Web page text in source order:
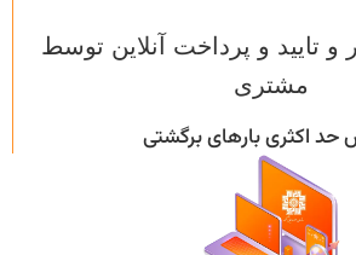
و تایید و پرداخت آنلاین توسط
مشتری
اکثری بارهای برگشتی